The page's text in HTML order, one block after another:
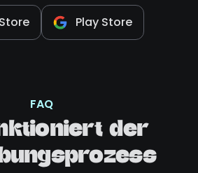
Play Store
FAQ
der